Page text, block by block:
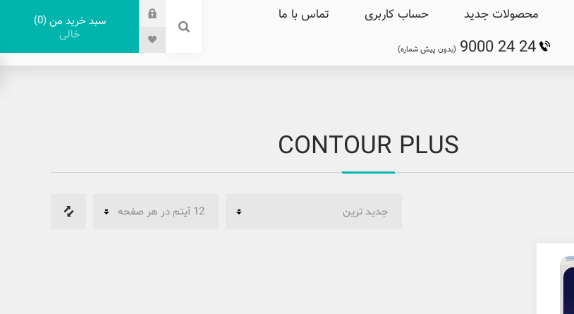
محصولات جدید حساب کاربری تماس با ما
9000 24 24 (بدون پیش شماره)
سبد خرید من 0
خالی
CONTOUR PLUS